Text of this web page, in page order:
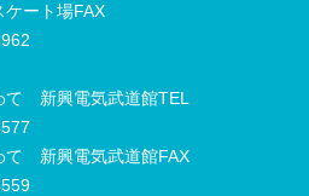
ケート場FAX
て 新興電気武道館TEL
て 新興電気武道館FAX